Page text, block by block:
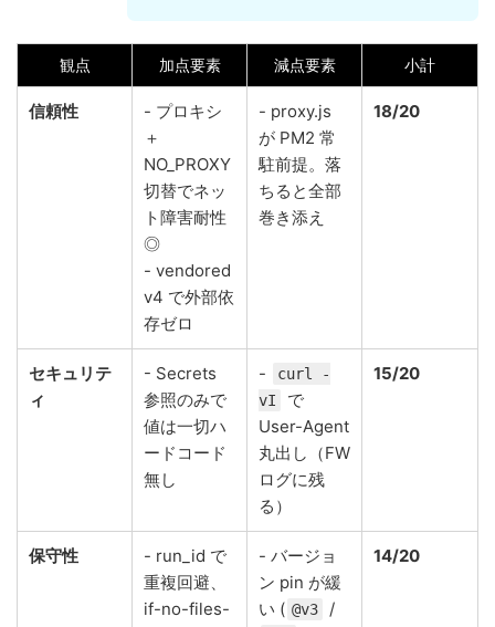
観点 加点要素 減点要素 小計
信頼性
- プロキシ
＋
NO_PROXY
切替でネッ
ト障害耐性
◎
- vendored
v4 で外部依
存ゼロ
- proxy.js
が PM2 常
駐前提。落
ちると全部
巻き添え
18/20
セキュリテ
ィ
- Secrets
参照のみで
値は一切ハ
ードコード
無し
-
curl -
vI
で
User-Agent
丸出し（FW
ログに残
る）
15/20
保守性
- run_id で
重複回避、
if-no-files-
- バージョ
ン pin が緩
い ( @v3 /
14/20